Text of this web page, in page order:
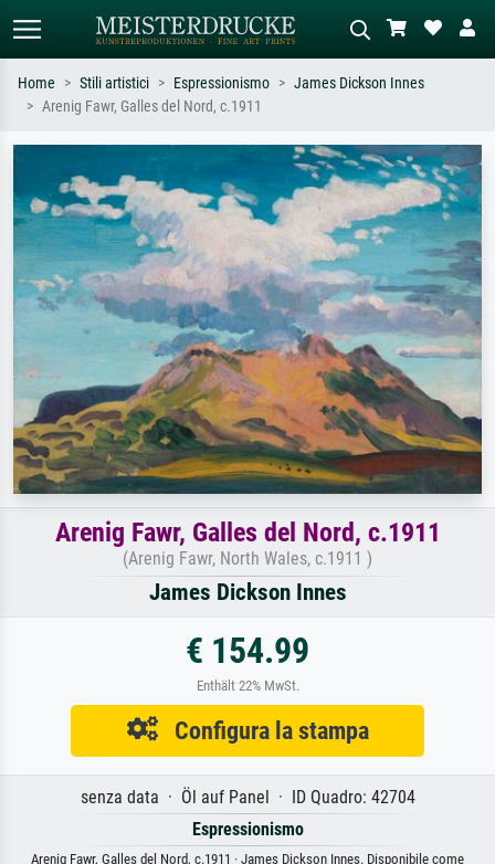
Monet, Notte stellata,
Impressionismo, onda di Hokusai,
nudo.
Descrivi la scena – es. prato verde,
astratto con molto rosso, dipinto a
olio scuro, nudo in piedi vicino a un
albero.
Home Stili artistici Espressionismo
James Dickson Innes
Arenig Fawr, Galles del Nord, c.1911
Arenig Fawr, Galles del Nord, c.1911
(Arenig Fawr, North Wales, c.1911 )
James Dickson Innes
€ 154.99
Enthält 22% MwSt.
Configura la stampa
senza data · Öl auf Panel · ID Quadro: 42704
Espressionismo
Arenig Fawr, Galles del Nord, c.1911 · James Dickson Innes. Disponibile come